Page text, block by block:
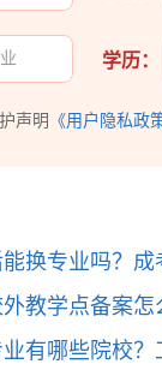
学历：
声明 《用户隐私政
换专业吗？成
教学点备案
有哪些院校？